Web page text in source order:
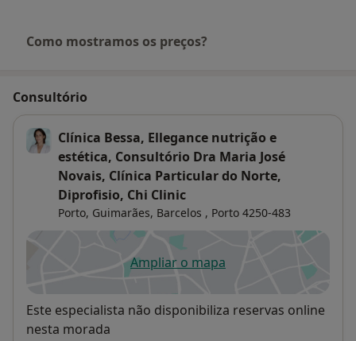
Como mostramos os preços?
Consultório
Clínica Bessa, Ellegance nutrição e
estética, Consultório Dra Maria José
Novais, Clínica Particular do Norte,
Diprofisio, Chi Clinic
Porto, Guimarães, Barcelos , Porto 4250-483
Ampliar o mapaabre num novo separador
Disponibilidade
Este especialista não disponibiliza reservas online
nesta morada